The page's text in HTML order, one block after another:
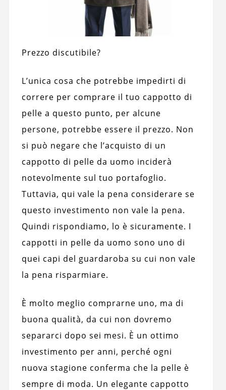
Prezzo discutibile?
L’unica cosa che potrebbe impedirti di
correre per comprare il tuo cappotto di
pelle a questo punto, per alcune
persone, potrebbe essere il prezzo. Non
si può negare che l’acquisto di un
cappotto di pelle da uomo inciderà
notevolmente sul tuo portafoglio.
Tuttavia, qui vale la pena considerare se
questo investimento non vale la pena.
Quindi rispondiamo, lo è sicuramente. I
cappotti in pelle da uomo sono uno di
quei capi del guardaroba su cui non vale
la pena risparmiare.
È molto meglio comprarne uno, ma di
buona qualità, da cui non dovremo
separarci dopo sei mesi. È un ottimo
investimento per anni, perché ogni
nuova stagione conferma che la pelle è
sempre di moda. Un elegante cappotto